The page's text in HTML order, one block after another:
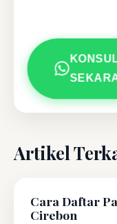
Artikel
Cara Daftar
Cirebon